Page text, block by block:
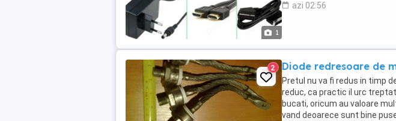
1
azi 02:56
2 Diode redresoare de
Pretul nu va fi redus in timp
reduc, ca practic il urc
bucati, oricum au valoare
vand deoarece sunt bine